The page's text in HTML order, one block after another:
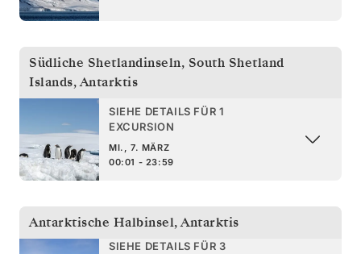
Südliche Shetlandinseln, South Shetland
Islands, Antarktis
SIEHE DETAILS FÜR 1
EXCURSION
MI., 7. MÄRZ
00:01 - 23:59
Antarktische Halbinsel,Antarktis
SIEHE DETAILS FÜR 3